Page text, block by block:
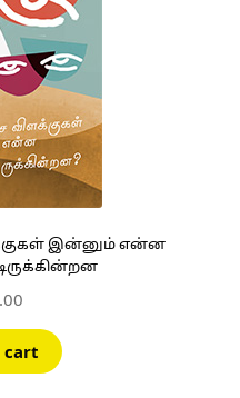
இன்னும் என்ன
cart